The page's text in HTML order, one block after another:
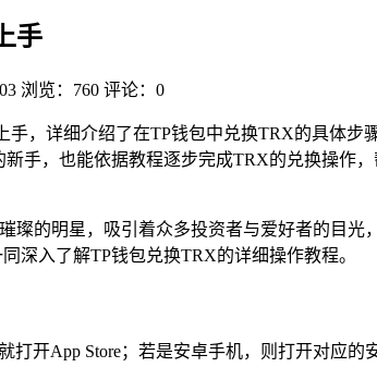
手
浏览：760 评论：0
，详细介绍了在TP钱包中兑换TRX的具体
手，也能依据教程逐步完成TRX的兑换操作
的明星，吸引着众多投资者与爱好者的目光
深入了解TP钱包兑换TRX的详细操作教程。
开App Store；若是安卓手机，则打开对应